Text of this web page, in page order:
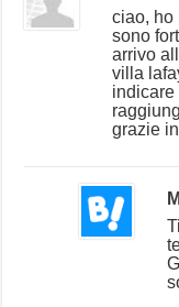
ciao, ho
sono
arrivo
villa
indicare
grazie